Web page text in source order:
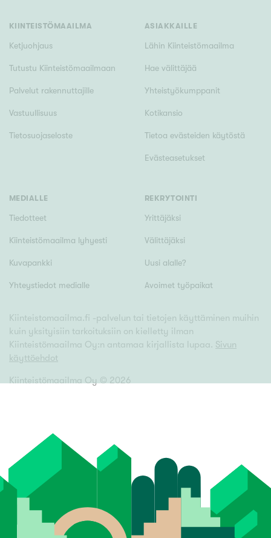
KIINTEISTÖMAAILMA
Ketjuohjaus
Tutustu Kiinteistömaailmaan
Palvelut rakennuttajille
Vastuullisuus
Tietosuojaseloste
ASIAKKAILLE
Lähin Kiinteistömaailma
Hae välittäjää
Yhteistyökumppanit
Kotikansio
Tietoa evästeiden käytöstä
Evästeasetukset
MEDIALLE
Tiedotteet
Kiinteistömaailma lyhyesti
Kuvapankki
Yhteystiedot medialle
REKRYTOINTI
Yrittäjäksi
Välittäjäksi
Uusi alalle?
Avoimet työpaikat
Kiinteistomaailma.fi -palvelun tai tietojen käyttäminen muihin
kuin yksityisiin tarkoituksiin on kielletty ilman
Kiinteistömaailma Oy:n antamaa kirjallista lupaa. Sivun
käyttöehdot
Kiinteistömaailma Oy © 2026